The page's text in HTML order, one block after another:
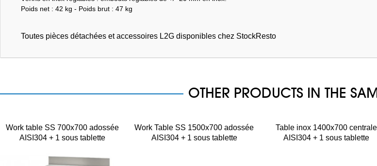
Poids net : 42 kg - Poids brut : 47 kg
Toutes pièces détachées et accessoires L2G disponibles chez StockResto
OTHER PRODUCTS IN THE
Work table SS 700x700 adossée
AISI304 + 1 sous tablette
Work Table SS 1500x700 adossée
AISI304 + 1 sous tablette
Table inox 1400x700 centrale
AISI304 + 1 sous tablette